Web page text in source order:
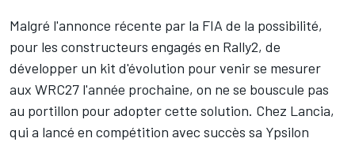
Malgré l'annonce récente par la FIA de la possibilité,
pour les constructeurs engagés en Rally2, de
développer un kit d'évolution pour venir se mesurer
aux WRC27 l'année prochaine, on ne se bouscule pas
au portillon pour adopter cette solution. Chez Lancia,
qui a lancé en compétition avec succès sa Ypsilon